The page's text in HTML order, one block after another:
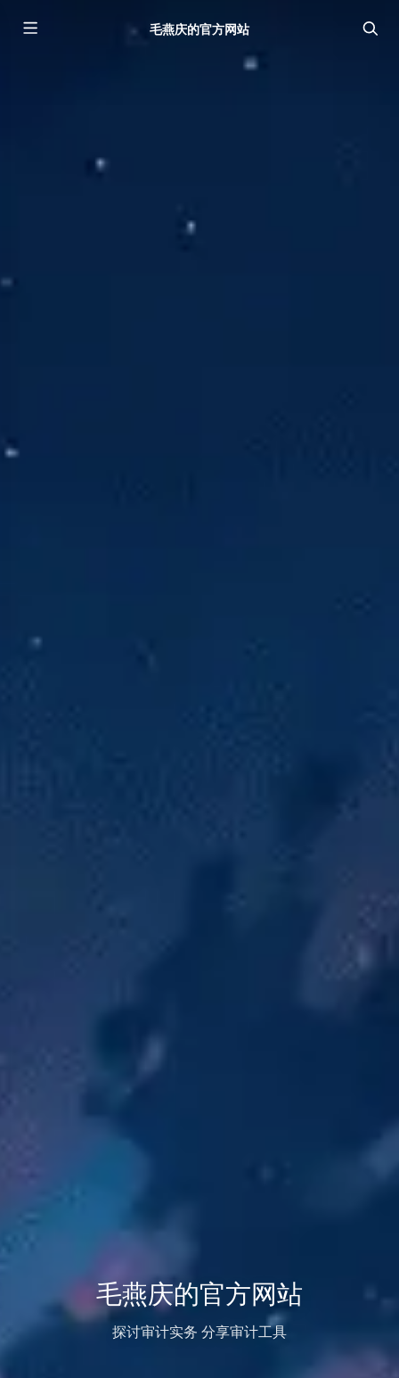
毛燕庆的官方网站
毛燕庆的官方网站
探讨审计实务 分享审计工具